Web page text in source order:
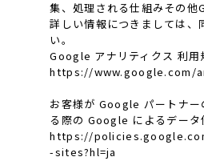
集、処理される仕組みその
詳しい情報につきましては、
い。
Google アナリティクス 利用
https://www.google.com/
お客様が Google パートナー
る際の Google によるデータ
https://
-sites?hl=ja